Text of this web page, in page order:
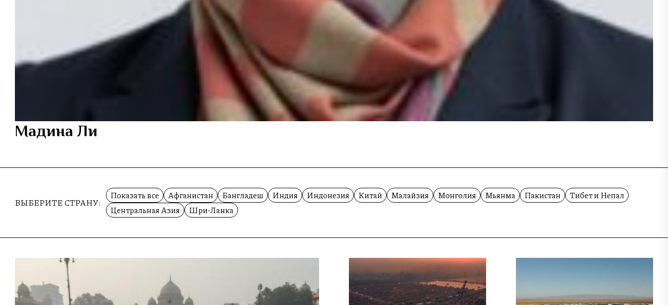
Мадина Ли
ВЫБЕРИТЕ СТРАНУ:
Показать все Афганистан Бангладеш Индия Индонезия Китай Малайзия Монголия Мьянма Пакистан
Тибет и Непал
Центральная Азия
Шри-Ланка